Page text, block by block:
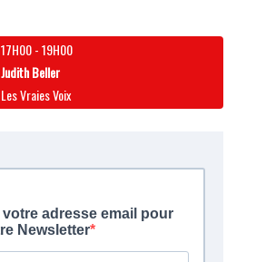
17H00-19H00
Judith Beller
Les Vraies Voix